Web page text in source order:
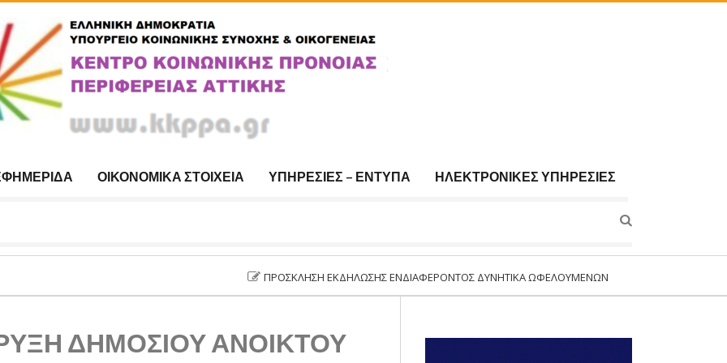
ΟΙΚΟΝΟΜΙΚΆ ΣΤΟΙΧΕΊΑ ΥΠΗΡΕΣΊΕΣ – ΈΝΤΥΠΑ ΗΛΕΚΤΡΟΝΙΚΈΣ ΥΠΗΡΕΣΊΕΣ
ΠΡΌΣΚΛΗΣΗ ΕΚΔΉΛΩΣΗΣ ΕΝΔΙΑΦΈΡΟΝΤΟΣ ΔΥΝΗΤΙΚΆ ΩΦΕΛΟΥΜΈΝΩΝ ΓΙΑ ΣΥΜΜΕΤΟΧΉ ΣΤΟ
ΔΗΜΟΣΙΟΥ ΑΝΟΙΚΤΟΥ